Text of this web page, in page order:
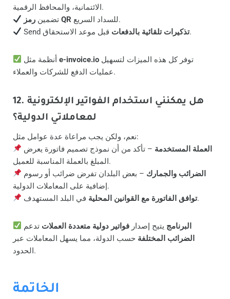
الائتمانية، والمحافظ الرقمية.
تضمين رمز QR
للسداد السريع.
Send
تذكيرات تلقائية بالدفعاتقبل موعد الاستحقاق.
أنظمة مثلe-invoice.io
عمليات الدفع للشركات والعملاء.
12. هل يمكنني استخدام الفواتير الإلكترونية
لمعاملاتي الدولية؟
نعم، ولكن يجب مراعاة عدة عوامل مثل:
العملة المستخدمة – تأكد من أن نموذج تصميم فاتورة يعرض
المبلغ بالعملة المناسبة للعميل.
الضرائب والجمارك – بعض البلدان تفرض ضرائب أو رسوم
إضافية على المعاملات الدولية.
توافق الفاتورة مع القوانين المحليةفي البلد المستهدف.
البرنامج يتيح إصدار فواتير دولية متعددة العملات تدعم
الضرائب المختلفة حسب الدولة، مما يسهل المعاملات عبر
الحدود.
الخاتمة